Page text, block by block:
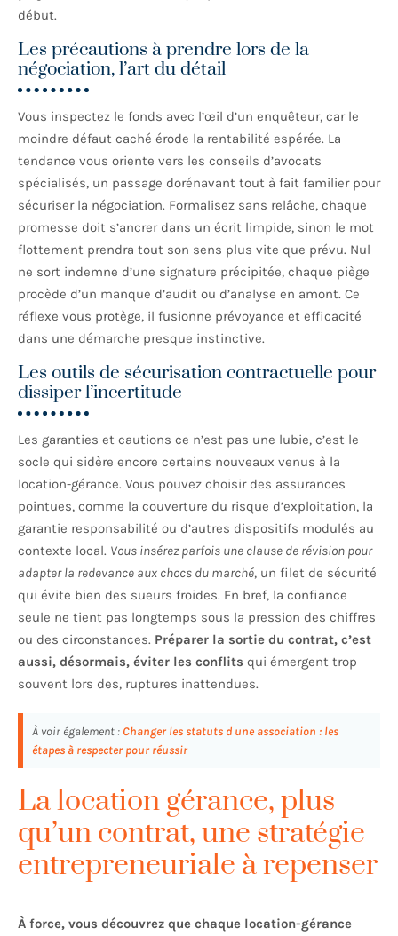
début.
Les précautions à prendre lors de la
négociation, l’art du détail
Vous inspectez le fonds avec l’œil d’un enquêteur, car le
moindre défaut caché érode la rentabilité espérée. La
tendance vous oriente vers les conseils d’avocats
spécialisés, un passage dorénavant tout à fait familier pour
sécuriser la négociation. Formalisez sans relâche, chaque
promesse doit s’ancrer dans un écrit limpide, sinon le mot
flottement prendra tout son sens plus vite que prévu. Nul
ne sort indemne d’une signature précipitée, chaque piège
procède d’un manque d’audit ou d’analyse en amont. Ce
réflexe vous protège, il fusionne prévoyance et efficacité
dans une démarche presque instinctive.
Les outils de sécurisation contractuelle pour
dissiper l’incertitude
Les garanties et cautions ce n’est pas une lubie, c’est le
socle qui sidère encore certains nouveaux venus à la
location-gérance. Vous pouvez choisir des assurances
pointues, comme la couverture du risque d’exploitation, la
garantie responsabilité ou d’autres dispositifs modulés au
contexte local. Vous insérez parfois une clause de révision pour
adapter la redevance aux chocs du marché, un filet de sécurité
qui évite bien des sueurs froides. En bref, la confiance
seule ne tient pas longtemps sous la pression des chiffres
ou des circonstances. Préparer la sortie du contrat, c’est
aussi, désormais, éviter les conflits qui émergent trop
souvent lors des, ruptures inattendues.
À voir également : Changer les statuts d une association : les
étapes à respecter pour réussir
La location gérance, plus
qu’un contrat, une stratégie
entrepreneuriale à repenser
À force, vous découvrez que chaque location-gérance